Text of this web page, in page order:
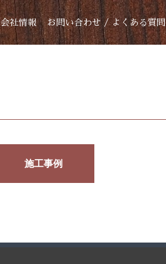
会社情報 お問い合わせ / よくある質問
施工事例